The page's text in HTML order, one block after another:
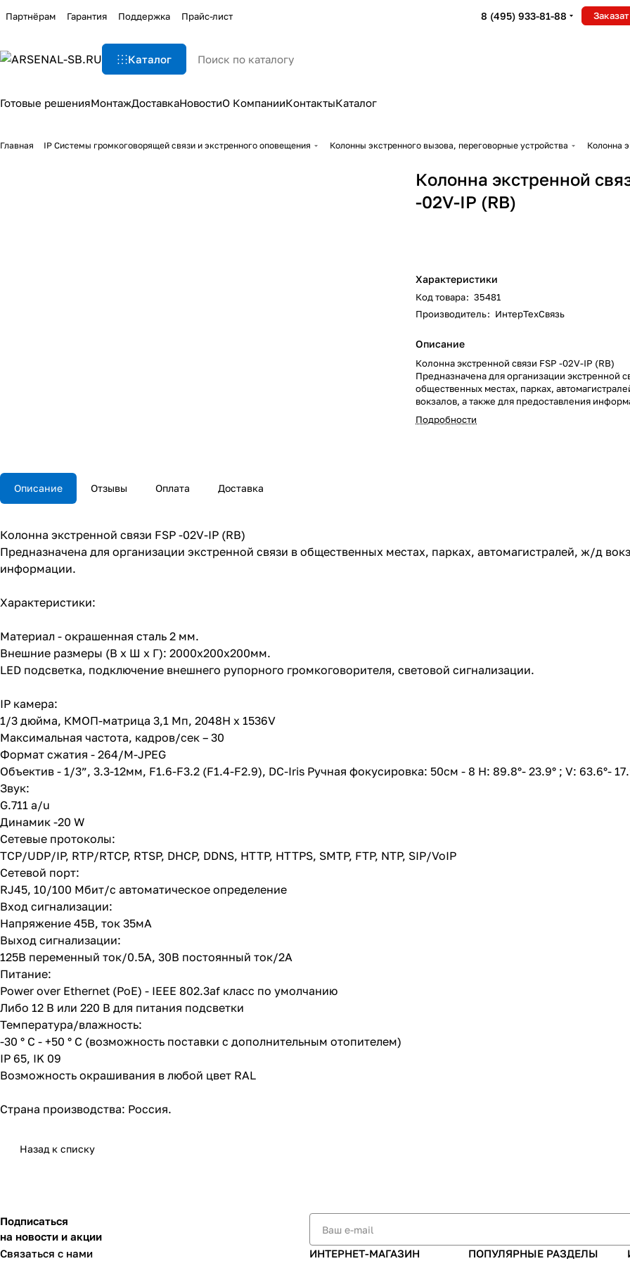
Партнёрам Гарантия Поддержка Прайс-лист 8 (495) 933-81-88
Каталог
Готовые решенияМонтажДоставкаНовостиО КомпанииКонтактыКаталог
Главная IP Системы громкоговорящей связи и экстренного оповещения Колонны экстренного вызова, переговорные устройства Колонна
Колонна экстренной
-02V-IP (RB)
Характеристики
Код товара: 35481
Производитель: ИнтерТехСвязь
Описание
Колонна экстренной связи FSP -02V-IP (RB)
Предназначена для организации экстренной
общественных местах, парках,
вокзалов, а также для предоставления
Подробности
Описание Отзывы Оплата Доставка
Колонна экстренной связи FSP -02V-IP (RB)
Предназначена для организации экстренной связи в общественных местах, парках, автомагистралей, ж/д
информации.
Характеристики:
Материал - окрашенная сталь 2 мм.
Внешние размеры (В х Ш х Г): 2000х200х200мм.
LED подсветка, подключение внешнего рупорного громкоговорителя, световой сигнализации.
IP камера:
1/3 дюйма, КМОП-матрица 3,1 Мп, 2048H x 1536V
Максимальная частота, кадров/сек – 30
Формат сжатия - 264/M-JPEG
Объектив - 1/3”, 3.3-12мм, F1.6-F3.2 (F1.4-F2.9), DC-Iris Ручная фокусировка: 50см - 8 H: 89.8°- 23.9° ; V: 63.6°-
Звук:
G.711 a/u
Динамик -20 W
Сетевые протоколы:
TCP/UDP/IP, RTP/RTCP, RTSP, DHCP, DDNS, HTTP, HTTPS, SMTP, FTP, NTP, SIP/VoIP
Сетевой порт:
RJ45, 10/100 Мбит/с автоматическое определение
Вход сигнализации:
Напряжение 45В, ток 35мА
Выход сигнализации:
125В переменный ток/0.5А, 30В постоянный ток/2А
Питание:
Power over Ethernet (PoE) - IEEE 802.3af класс по умолчанию
Либо 12 В или 220 В для питания подсветки
Температура/влажность:
-30 ° C - +50 ° C (возможность поставки с дополнительным отопителем)
IP 65, IK 09
Возможность окрашивания в любой цвет RAL
Страна производства: Россия.
Назад к списку
Подписаться
на новости и акции
Связаться с нами
ИНТЕРНЕТ-МАГАЗИН ПОПУЛЯРНЫЕ РАЗДЕЛЫ